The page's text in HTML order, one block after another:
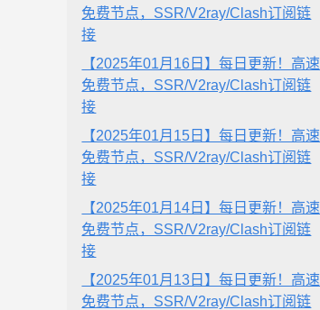
免费节点，SSR/V2ray/Clash订阅链
接
【2025年01月16日】每日更新！高速
免费节点，SSR/V2ray/Clash订阅链
接
【2025年01月15日】每日更新！高速
免费节点，SSR/V2ray/Clash订阅链
接
【2025年01月14日】每日更新！高速
免费节点，SSR/V2ray/Clash订阅链
接
【2025年01月13日】每日更新！高速
免费节点，SSR/V2ray/Clash订阅链